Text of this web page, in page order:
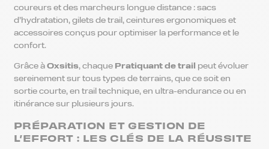
coureurs et des marcheurs longue distance : sacs
d’hydratation, gilets de trail, ceintures ergonomiques et
accessoires conçus pour optimiser la performance et le
confort.
Grâce à Oxsitis, chaque Pratiquant de trail
peut évoluer
sereinement sur tous types de terrains, que ce soit en
sortie courte, en trail technique, en ultra-endurance ou en
itinérance sur plusieurs jours.
PRÉPARATION ET GESTION DE
L’EFFORT : LES CLÉS DE LA RÉUSSITE